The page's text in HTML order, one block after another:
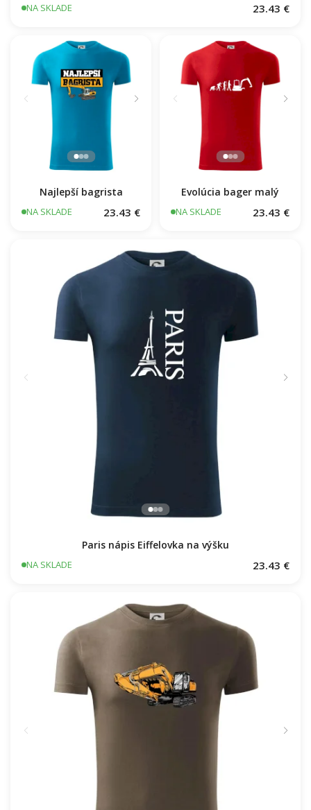
NA SKLADE 23.43 €
Najlepší bagrista
NA SKLADE 23.43 €
Evolúcia bager malý
NA SKLADE 23.43 €
Paris nápis Eiffelovka na výšku
NA SKLADE 23.43 €